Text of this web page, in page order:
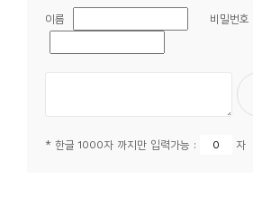
이름 비밀번호
* 한글 1000자 까지만 입력가능 : 자